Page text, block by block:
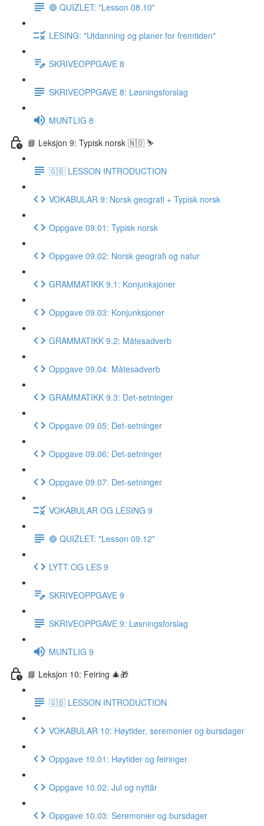
🔵 QUIZLET: "Lesson 08.10"
LESING: "Utdanning og planer for fremtiden"
SKRIVEOPPGAVE 8
SKRIVEOPPGAVE 8: Løsningsforslag
MUNTLIG 8
📘 Leksjon 9: Typisk norsk 🇳🇴 ⛷
🇬🇧 LESSON INTRODUCTION
VOKABULAR 9: Norsk geografi + Typisk norsk
Oppgave 09.01: Typisk norsk
Oppgave 09.02: Norsk geografi og natur
GRAMMATIKK 9.1: Konjunksjoner
Oppgave 09.03: Konjunksjoner
GRAMMATIKK 9.2: Måtesadverb
Oppgave 09.04: Måtesadverb
GRAMMATIKK 9.3: Det-setninger
Oppgave 09.05: Det-setninger
Oppgave 09.06: Det-setninger
Oppgave 09.07: Det-setninger
VOKABULAR OG LESING 9
🔵 QUIZLET: "Lesson 09.12"
LYTT OG LES 9
SKRIVEOPPGAVE 9
SKRIVEOPPGAVE 9: Løsningsforslag
MUNTLIG 9
📘 Leksjon 10: Feiring 🎄🎁
🇬🇧 LESSON INTRODUCTION
VOKABULAR 10: Høytider, seremonier og bursdager
Oppgave 10.01: Høytider og feiringer
Oppgave 10.02: Jul og nyttår
Oppgave 10.03: Seremonier og bursdager